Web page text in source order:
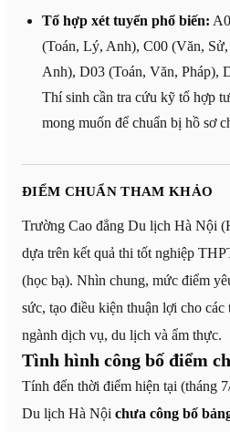
Tổ hợp xét tuyển phổ biến:
(Toán, Lý, Anh), C00 (Văn,
Anh), D03 (Toán, Văn, Pháp),
Thí sinh cần tra cứu kỹ tổ hợp
mong muốn để chuẩn bị hồ sơ
ĐIỂM CHUẨN THAM KHẢO
Trường Cao đẳng Du lịch Hà Nội
dựa trên kết quả thi tốt nghiệp
(học bạ). Nhìn chung, mức điểm
sức, tạo điều kiện thuận lợi cho các
ngành dịch vụ, du lịch và ẩm thực.
Tình hình công bố điểm
Tính đến thời điểm hiện tại (tháng
Du lịch Hà Nội chưa công bố